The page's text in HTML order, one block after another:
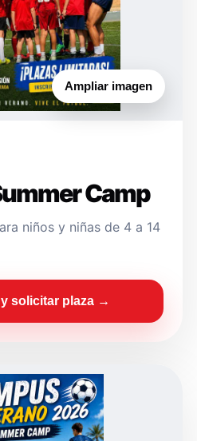
Ampliar imagen
Camp
niños y niñas de 4 a 14
solicitar plaza →